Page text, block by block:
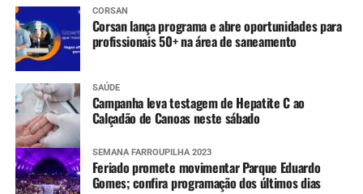
CORSAN
Corsan lança programa e abre oportunidades para
profissionais 50+ na área de saneamento
SAÚDE
Campanha leva testagem de Hepatite C ao
Calçadão de Canoas neste sábado
SEMANA FARROUPILHA 2023
Feriado promete movimentar Parque Eduardo
Gomes; confira programação dos últimos dias